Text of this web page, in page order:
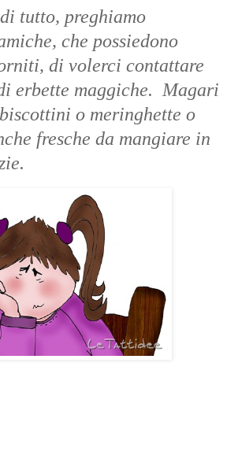
tutto, preghiamo
che possiedono
di volerci contattare
erbette maggiche. Magari
o meringhette o
fresche da mangiare in